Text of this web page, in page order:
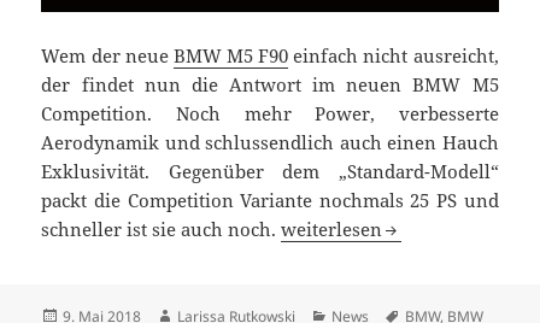
Wem der neue BMW M5 F90 einfach nicht ausreicht,
der findet nun die Antwort im neuen BMW M5
Competition. Noch mehr Power, verbesserte
Aerodynamik und schlussendlich auch einen Hauch
Exklusivität. Gegenüber dem „Standard-Modell“
packt die Competition Variante nochmals 25 PS und
schneller ist sie auch noch.Neuer BMW M5
weiterlesen
Veröffentlicht
9. Mai 2018 Autor
Larissa Rutkowski Kategorien
News Schlagwörter
BMW, BMW